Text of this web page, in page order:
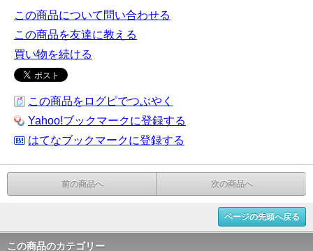
この商品について問い合わせる
この商品を友達に教える
買い物を続ける
この商品をログピでつぶやく
Yahoo!ブックマークに登録する
はてなブックマークに登録する
前の商品へ 次の商品へ
ページの先頭へ戻る
この商品のカテゴリー